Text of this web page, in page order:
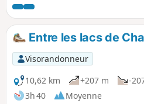
découvrir les ruines d'un
belvédères, une zone de loisirs
plage.Bref, de quoi passer une
parcours pour les amateurs de
Entre les lacs de
Visorandonneur
10,62 km
+207 m
-
3h 40
Moyenne